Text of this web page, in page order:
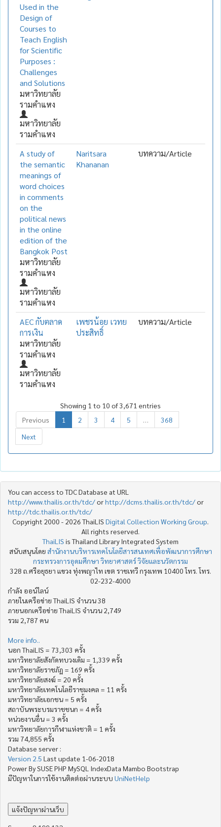
Used in the
Design of
Courses to
Teach English
for Scientific
Purposes :
Challenges
and Solutions
มหาวิทยาลัย
รามคำแหง
มหาวิทยาลัย
รามคำแหง
A study of
the semantic
meanings of
word choices
in comments
on the
political news
in the online
edition of the
Bangkok Post
มหาวิทยาลัย
รามคำแหง
มหาวิทยาลัย
รามคำแหง
Naritsara
Khananan
บทความ/Article
AEC กับตลาด
การเงิน
มหาวิทยาลัย
รามคำแหง
มหาวิทยาลัย
รามคำแหง
เพชรน้อย เวทย
ประสิทธิ์
บทความ/Article
Showing 1 to 10 of 3,671 entries
Previous
1 2 3 4 5
368
Next
You can access to TDC Database at URL
http://www.thailis.or.th/tdc/orhttp://dcms.thailis.or.th/tdc/or
http://tdc.thailis.or.th/tdc/
Copyright 2000 - 2026 ThaiLIS Digital Collection Working Group
All rights reserved.
ThaiLIS is Thailand Library Integrated System
สนับสนุนโดย สำนักงานบริหารเทคโนโลยีสารสนเทศเพื่อพัฒนาการศึกษา
กระทรวงการอุดมศึกษา วิทยาศาสตร์ วิจัยและนวัตกรรม
328 ถ.ศรีอยุธยา แขวง ทุ่งพญาไท เขต ราชเทวี กรุงเทพ 10400 โทร. โทร.
02-232-4000
กำลัง ออน์ไลน์
ภายในเครือข่าย ThaiLIS จำนวน 38
ภายนอกเครือข่าย ThaiLIS จำนวน 2,749
รวม 2,787 คน
More info..
นอก ThaiLIS = 73,303 ครั้ง
มหาวิทยาลัยสังกัดทบวงเดิม = 1,339 ครั้ง
มหาวิทยาลัยราชภัฏ = 169 ครั้ง
มหาวิทยาลัยสงฆ์ = 20 ครั้ง
มหาวิทยาลัยเทคโนโลยีราชมงคล = 11 ครั้ง
มหาวิทยาลัยเอกชน = 5 ครั้ง
สถาบันพระบรมราชชนก = 4 ครั้ง
หน่วยงานอื่น = 3 ครั้ง
มหาวิทยาลัยการกีฬาแห่งชาติ = 1 ครั้ง
รวม 74,855 ครั้ง
Database server :
Version 2.5 Last update 1-06-2018
Power By SUSE PHP MySQL IndexData Mambo Bootstrap
มีปัญหาในการใช้งานติดต่อผ่านระบบ UniNetHelp